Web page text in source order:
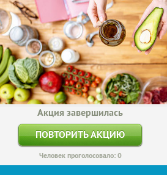
Акция завершилась
ПОВТОРИТЬ АКЦИЮ
Человек проголосовало: 0